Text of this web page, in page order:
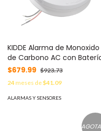
KIDDE Alarma de Monoxido
de Carbono AC con
de Respaldo MOD: KNCOBIC
$679.99 $923.73
24meses de$41.09
ALARMAS Y SENSORES